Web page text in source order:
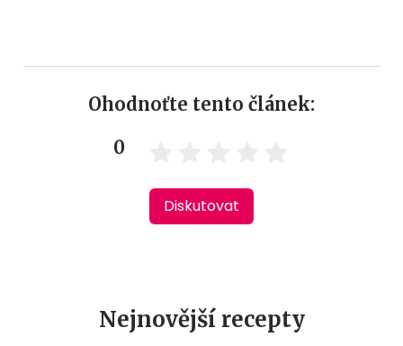
Ohodnoťte tento článek:
0
Diskutovat
Nejnovější recepty